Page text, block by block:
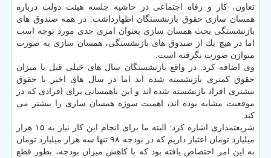
تعاون، كار و رفاه اجتماعی در حاشیه جلسه هیئت دولت درباره
همسان سازی حقوق بازنشستگان اظهارداشت: در همه صندوق های
بازنشستگی بحث همسان سازی بعنوان امری جدی مورد توجه است
اما در هیچ یك از صندوق های بازنشستگی، همسان سازی به صورت
متوازن صورت نگرفته است.
وی اضافه كرد: در واقع بازنشستگان سال های خیلی قبل با میزان
حقوق كمتری بازنشسته شده اند اما در سال های اخیر با حقوق
بیشتری افراد بازنشسته شده اند و این ناهمسانی برای افرادی كه در
موقعیت مشابه بوده اند، اهمیت سوژه همسان سازی را بیشتر می
كند.
شریعتمداری اشاره كرد: البته ما برای انجام این كار نیاز به ۱۵ هزار
میلیارد تومان اعتبار داریم كه در بودجه ۹۸ تنها سه هزار میلیارد تومان
به این امر اختصاص یافته بود كه با كاهش میزان بودجه، بطور قطع